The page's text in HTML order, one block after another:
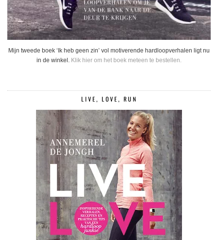
Mijn tweede boek ‘Ik heb geen zin’ vol motiverende hardloopverhalen ligt nu
in de winkel. Klik hier om het boek meteen te bestellen.
LIVE, LOVE, RUN